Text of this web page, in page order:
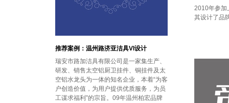
2010年参加
其设计了品
推荐案例：温州路济亚洁具VI设计
瑞安市路加洁具有限公司是一家集生产、
研发、销售太空铝厨卫挂件、铜挂件及太
空铝水龙头为一体的知名企业，本着“为客
户创造价值，为用户提供优质服务，为员
工谋求福利”的宗旨。09年温州柏宏品牌